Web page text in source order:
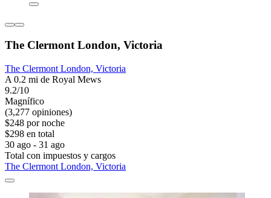
The Clermont London, Victoria
The Clermont London, Victoria
A 0.2 mi de Royal Mews
9.2/10
Magnífico
(3,277 opiniones)
$248 por noche
$298 en total
30 ago - 31 ago
Total con impuestos y cargos
The Clermont London, Victoria